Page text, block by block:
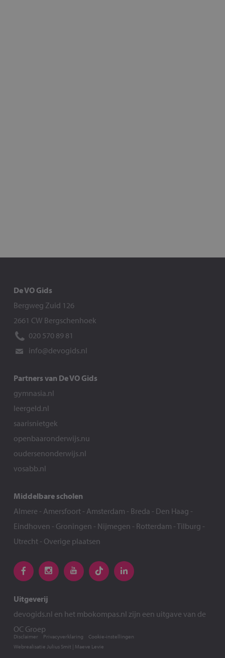
De VO Gids
Bergweg Zuid 126
2661 CW Bergschenhoek
020 570 89 81
info@devogids.nl
Partners van De VO Gids
gymnasia.nl
leergeld.nl
saarisnietgek
openbaaronderwijs.nu
oudersenonderwijs.nl
vosabb.nl
Middelbare scholen
Almere - Amersfoort- Amsterdam - Breda - Den Haag -
Eindhoven - Groningen - Nijmegen - Rotterdam -Tilburg -
Utrecht- Overige plaatsen
Uitgeverij
devogids.nl en het mbokompas.nl zijn een uitgave van de
OC Groep
Webrealisatie Julius Smit | Maeve Levie
Disclaimer Privacyverklaring Cookie-instellingen